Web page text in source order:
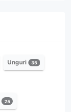
Unguri 35
25